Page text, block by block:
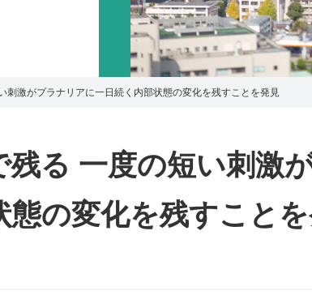
刺激がプラナリアに一日続く内部状態の変化を残すことを発見
る 一度の短い刺激
の変化を残すこと